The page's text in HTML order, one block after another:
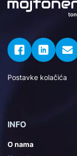
Postavke kolačića
INFO
O nama